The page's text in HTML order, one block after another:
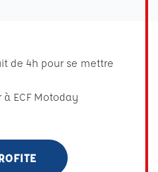
de 4h pour se mettre
ECF Motoday